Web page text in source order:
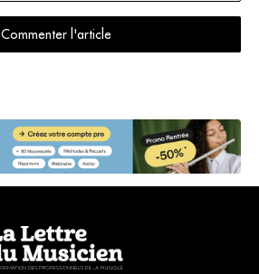
Commenter l'article